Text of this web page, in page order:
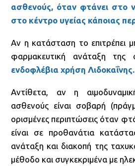
ασθενούς, όταν φτάνει στο
στο κέντρο υγείας κάποιας
Αν η κατάσταση το επιτρέπει
φαρμακευτική ανάταξη της
ενδοφλέβια χρήση Λιδοκαΐνης.
Αντίθετα, αν η
ασθενούς είναι σοβαρή
ορισμένες περιπτώσεις όταν
είναι σε προθανάτια
ανάταξη και διακοπή της
μέθοδο και συγκεκριμένα με